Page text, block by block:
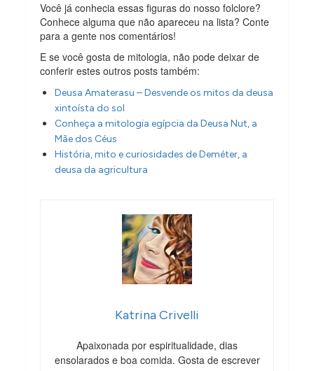
Você já conhecia essas figuras do nosso folclore?
Conhece alguma que não apareceu na lista? Conte
para a gente nos comentários!
E se você gosta de mitologia, não pode deixar de
conferir estes outros posts também:
Deusa Amaterasu – Desvende os mitos da deusa
xintoísta do sol
Conheça a mitologia egípcia da Deusa Nut, a
Mãe dos Céus
História, mito e curiosidades de Deméter, a
deusa da agricultura
Katrina Crivelli
Apaixonada por espiritualidade, dias
ensolarados e boa comida. Gosta de escrever